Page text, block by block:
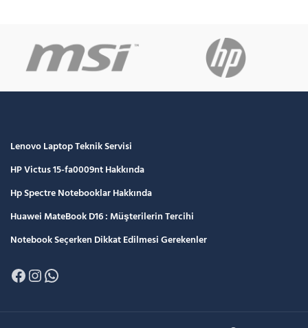
Lenovo Laptop Teknik Servisi
HP Victus 15-fa0009nt Hakkında
Hp Spectre Notebooklar Hakkında
Huawei MateBook D16 : Müşterilerin Tercihi
Notebook Seçerken Dikkat Edilmesi Gerekenler
Facebook
Instagram
WhatsApp